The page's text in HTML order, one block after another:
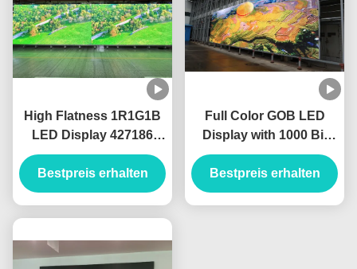
High Flatness 1R1G1B
LED Display 427186
Dots/sqm Pixel Density
for Your Benefit
Bestpreis erhalten
Full Color GOB LED
Display with 1000 Bit
Brightness and
300*168.75mm Led
Module
Bestpreis erhalten